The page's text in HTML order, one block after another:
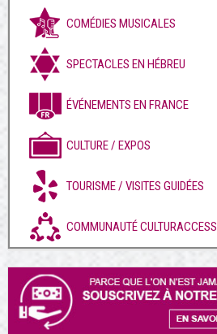
COMÉDIES MUSICALES
SPECTACLES EN HÉBREU
ÉVÉNEMENTS EN FRANCE
CULTURE / EXPOS
TOURISME / VISITES GUIDÉES
COMMUNAUTÉ CULTURACCESS